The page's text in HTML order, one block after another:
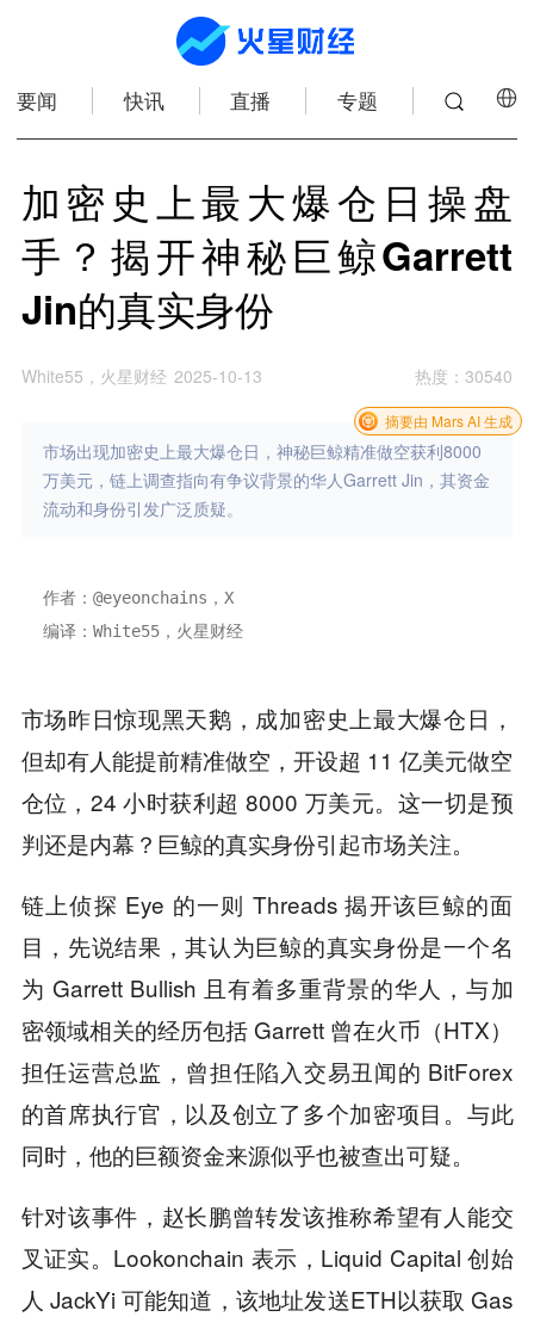
要闻 快讯 直播 专题
加密史上最大爆仓日操盘
手？揭开神秘巨鲸Garrett
Jin的真实身份
White55，火星财经 2025-10-13 热度 ：30540
市场出现加密史上最大爆仓日，神秘巨鲸精准做空获利8000
万美元，链上调查指向有争议背景的华人Garrett Jin，其资金
流动和身份引发广泛质疑。
摘要由 Mars AI 生成
作者：@eyeonchains，X
编译：White55，火星财经
市场昨日惊现黑天鹅，成加密史上最大爆仓日，
但却有人能提前精准做空，开设超 11 亿美元做空
仓位，24 小时获利超 8000 万美元。这一切是预
判还是内幕？巨鲸的真实身份引起市场关注。
链上侦探 Eye 的一则 Threads 揭开该巨鲸的面
目，先说结果，其认为巨鲸的真实身份是一个名
为 Garrett Bullish 且有着多重背景的华人，与加
密领域相关的经历包括 Garrett 曾在火币（HTX）
担任运营总监，曾担任陷入交易丑闻的 BitForex
的首席执行官，以及创立了多个加密项目。与此
同时，他的巨额资金来源似乎也被查出可疑。
针对该事件，赵长鹏曾转发该推称希望有人能交
叉证实。Lookonchain 表示，Liquid Capital 创始
人 JackYi 可能知道，该地址发送ETH以获取 Gas